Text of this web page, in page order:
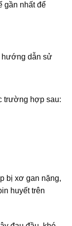
gần nhất để
hướng dẫn sử
trường hợp sau:
bị xơ gan nặng,
huyết trên